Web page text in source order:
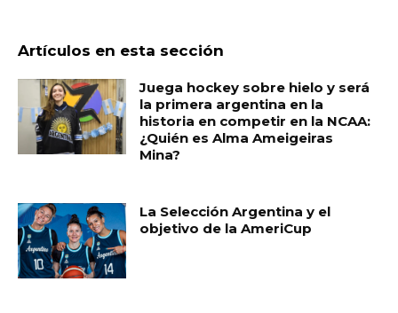
Artículos en esta sección
Juega hockey sobre hielo y será
la primera argentina en la
historia en competir en la NCAA:
¿Quién es Alma Ameigeiras
Mina?
La Selección Argentina y el
objetivo de la AmeriCup